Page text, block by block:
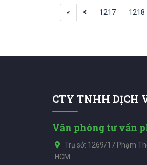
« 1217 1218
CTY TNHH DỊCH
Văn phòng tư vấn
Trụ sở: 1269/17 Phạm
HCM